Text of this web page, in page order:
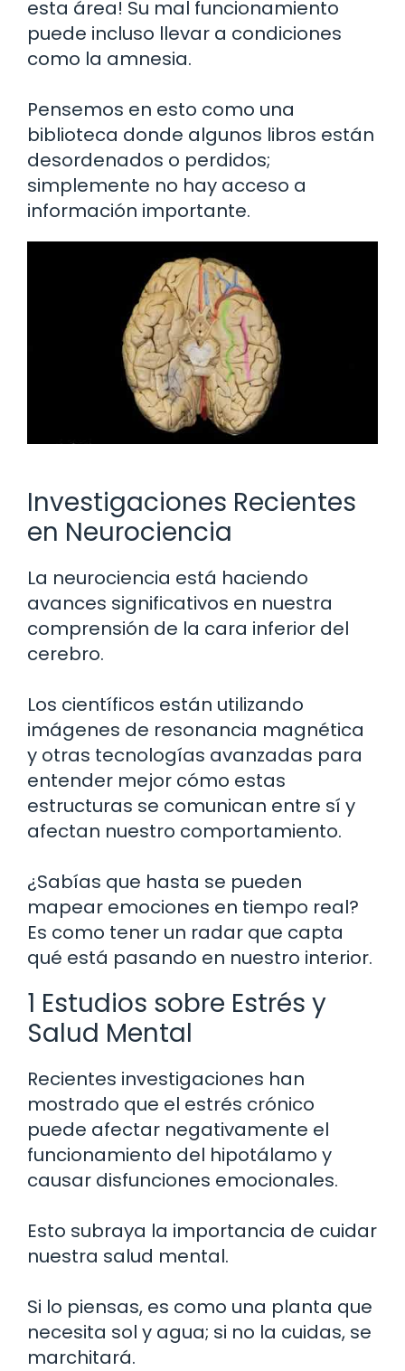
esta área! Su mal funcionamiento
puede incluso llevar a condiciones
como la amnesia.
Pensemos en esto como una
biblioteca donde algunos libros están
desordenados o perdidos;
simplemente no hay acceso a
información importante.
Investigaciones Recientes
en Neurociencia
La neurociencia está haciendo
avances significativos en nuestra
comprensión de la cara inferior del
cerebro.
Los científicos están utilizando
imágenes de resonancia magnética
y otras tecnologías avanzadas para
entender mejor cómo estas
estructuras se comunican entre sí y
afectan nuestro comportamiento.
¿Sabías que hasta se pueden
mapear emociones en tiempo real?
Es como tener un radar que capta
qué está pasando en nuestro interior.
1 Estudios sobre Estrés y
Salud Mental
Recientes investigaciones han
mostrado que el estrés crónico
puede afectar negativamente el
funcionamiento del hipotálamo y
causar disfunciones emocionales.
Esto subraya la importancia de cuidar
nuestra salud mental.
Si lo piensas, es como una planta que
necesita sol y agua; si no la cuidas, se
marchitará.